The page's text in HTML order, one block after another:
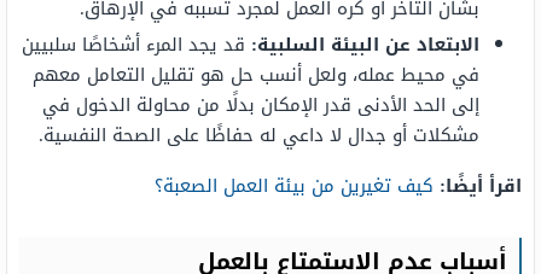
بشأن التأخر أو كره العمل لمجرد تسببه في الإرهاق.
الابتعاد عن البيئة السلبية: قد يجد المرء أشخاصًا سلبيين
في محيط عمله، ولعل أنسب حل هو تقليل التعامل معهم
إلى الحد الأدنى قدر الإمكان بدلًا من محاولة الدخول في
مشكلات أو جدال لا داعي له حفاظًا على الصحة النفسية.
اقرأ أيضًا: كيف تغيرين من بيئة العمل الصعبة؟
أسباب عدم الاستمتاع بالعمل